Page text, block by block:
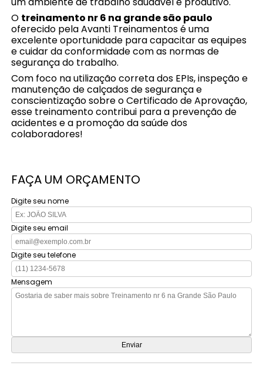
O treinamento nr 6 na grande são paulo
oferecido pela Avanti Treinamentos é uma
excelente oportunidade para capacitar as equipes
e cuidar da conformidade com as normas de
segurança do trabalho.
Com foco na utilização correta dos EPIs, inspeção e
manutenção de calçados de segurança e
conscientização sobre o Certificado de Aprovação,
esse treinamento contribui para a prevenção de
acidentes e a promoção da saúde dos
colaboradores!
FAÇA UM ORÇAMENTO
Digite seu nome
Digite seu email
Digite seu telefone
Mensagem